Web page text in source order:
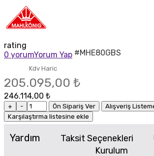
rating
0 yorumYorum Yap #MHE80GBS
Kdv Haric
205.095,00 ₺
246.114,00 ₺
+ - Ön Sipariş Ver
Alışveriş
Karşılaştırma listesine ekle
Yardım Taksit Seçenekleri
Kurulum